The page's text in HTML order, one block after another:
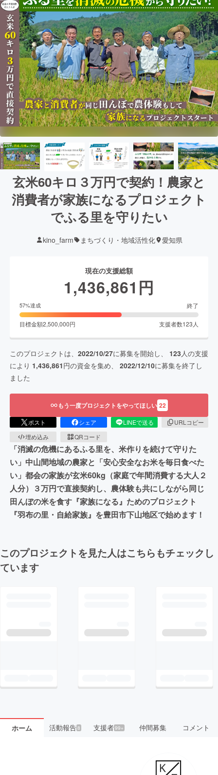
玄米60キロ３万円で契約！農家と
消費者が家族になるプロジェクト
でふる里を守りたい
kino_farm まちづくり・地域活性化 愛知県
現在の支援総額
1,436,861 円
57%達成 終了
目標金額2,500,000円 支援者数123 人
このプロジェクトは、 2022/10/27に募集を開始し、 123 人の支援
により 1,436,861円の資金を集め、 2022/12/10に募集を終了し
ました
もう一度プロジェクトをやってほしい 22
ポスト シェア LINEで送る
URLコピー
埋め込み
QRコード
「消滅の危機にあるふる里を、米作りを続けて守りた
い」中山間地域の農家と「安心安全なお米を毎日食べた
い」都会の家族が玄米60kg（家庭で年間消費する大人２
人分）３万円で直接契約し、農体験も共にしながら同じ
田んぼの米を食す『家族になる』ためのプロジェクト
『羽布の里・自給家族』を豊田市下山地区で始めます！
このプロジェクトを見た人はこちらもチェックし
ています
ホーム 活動報告8 支援者99+ 仲間募集 コメント